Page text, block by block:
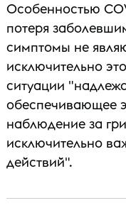
Особенностью
потеря
симптомы не
исключительно
ситуации
обеспечивающее
наблюдение за
исключительно
действий".